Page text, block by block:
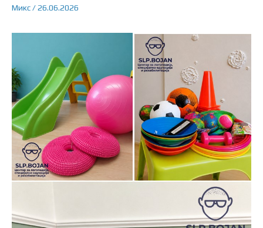
Микс/26.06.2026